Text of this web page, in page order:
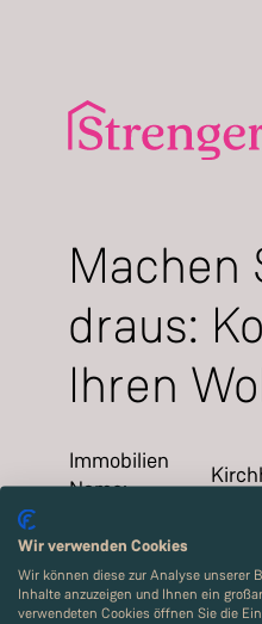
Machen
draus:
Ihren
Immobilien
Name:
Zimmer:
Wohnfläche: 118m
Wir verwenden Cookies
Wir können diese zur Analyse unserer
Inhalte anzuzeigen und Ihnen ein
verwendeten Cookies öffnen Sie die